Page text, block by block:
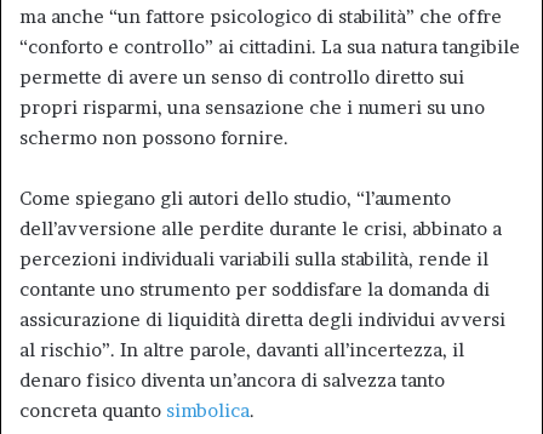
ma anche “un fattore psicologico di stabilità” che offre
“conforto e controllo” ai cittadini. La sua natura tangibile
permette di avere un senso di controllo diretto sui
propri risparmi, una sensazione che i numeri su uno
schermo non possono fornire.
Come spiegano gli autori dello studio, “l’aumento
dell’avversione alle perdite durante le crisi, abbinato a
percezioni individuali variabili sulla stabilità, rende il
contante uno strumento per soddisfare la domanda di
assicurazione di liquidità diretta degli individui avversi
al rischio”. In altre parole, davanti all’incertezza, il
denaro fisico diventa un’ancora di salvezza tanto
concreta quanto simbolica.